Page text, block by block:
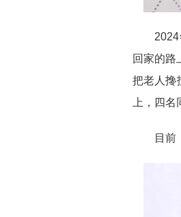
2024年
回家的路
把老人搀
上，四
目前，